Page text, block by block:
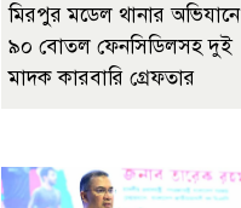
মিরপুর মডেল থানার অভিযানে
৯০ বোতল ফেনসিডিলসহ দুই
মাদক কারবারি গ্রেফতার